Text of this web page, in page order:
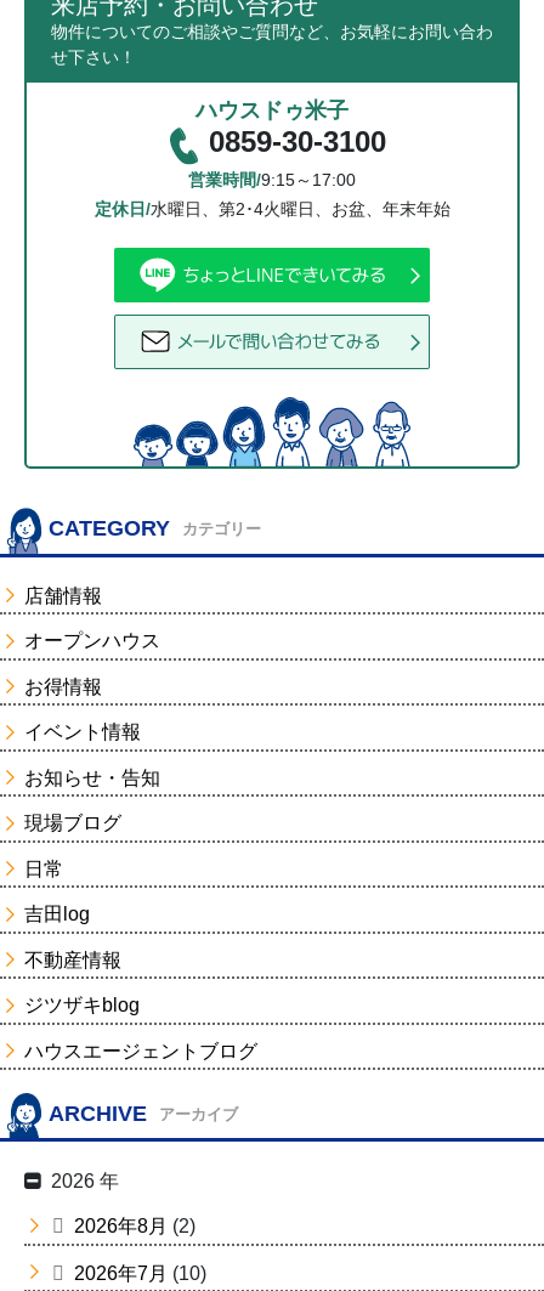
物件についてのご相談やご質問など、お気軽にお問い合わ
せ下さい！
ハウスドゥ米子
0859-30-3100
営業時間/9:15～17:00
定休日/水曜日、第2･4火曜日、お盆、年末年始
CATEGORY カテゴリー
店舗情報
オープンハウス
お得情報
イベント情報
お知らせ・告知
現場ブログ
日常
吉田log
不動産情報
ジツザキblog
ハウスエージェントブログ
ARCHIVE アーカイブ
2026 年
2026年8月 (2)
2026年7月 (10)